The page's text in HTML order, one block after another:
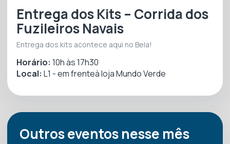
Entrega dos Kits – Corrida dos
Fuzileiros Navais
Entrega dos kits acontece aqui no Bela!
Horário: 10h às 17h30
Local: L1 - em frenteà loja Mundo Verde
Outros eventos nesse mês